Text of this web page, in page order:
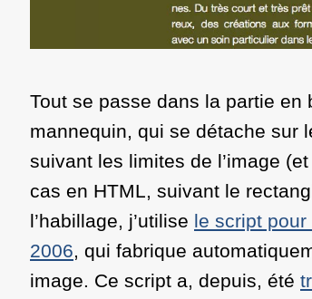
Tout se passe dans la partie
mannequin, qui se détache sur
suivant les limites de l’image
cas en HTML, suivant le
l’habillage, j’utilise le script pour
2006, qui fabrique
image. Ce script a, depuis, été